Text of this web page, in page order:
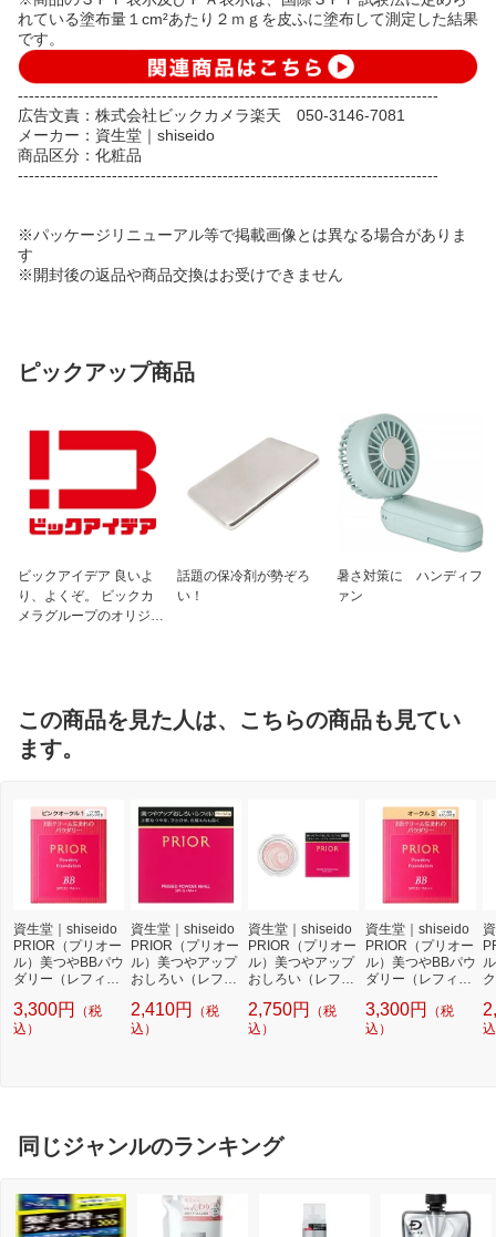
れている塗布量１cm²あたり２ｍｇを皮ふに塗布して測定した結果
です。
----------------------------------------------------------------------------
広告文責：株式会社ビックカメラ楽天 050-3146-7081
メーカー：資生堂｜shiseido
商品区分：化粧品
----------------------------------------------------------------------------
※パッケージリニューアル等で掲載画像とは異なる場合がありま
す
※開封後の返品や商品交換はお受けできません
ピックアップ商品
ビックアイデア 良いよ
り、よくぞ。 ビックカ
メラグループのオリジナ
話題の保冷剤が勢ぞろ
い！
暑さ対策に ハンディフ
ァン
この商品を見た人は、こちらの商品も見てい
ます。
資生堂｜shiseido
PRIOR（プリオー
ル）美つやBBパウ
ダリー（レフィ
ル1 10g
3,300円
（税
込）
資生堂｜shiseido
PRIOR（プリオー
ル）美つやアップ
おしろい（レフィ
2,410円
（税
込）
資生堂｜shiseido
PRIOR（プリオー
ル）美つやアップ
おしろい（レフィ
2,750円
（税
込）
資生堂｜shiseido
PRIOR（プリオー
ル）美つやBBパウ
ダリー（レフィ
g
3,300円
（税
込）
同じジャンルのランキング